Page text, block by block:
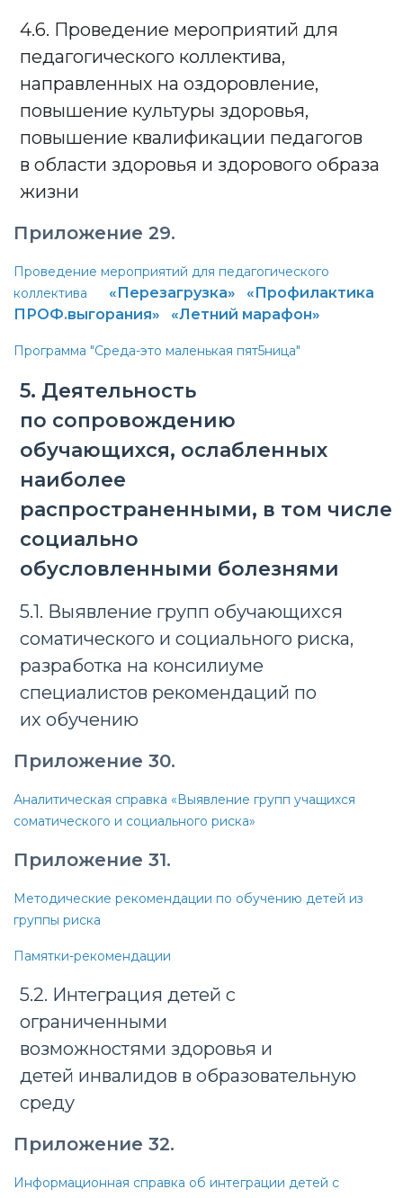
4.6. Проведение мероприятий для
педагогического коллектива,
направленных на оздоровление,
повышение культуры здоровья,
повышение квалификации педагогов
в области здоровья и здорового образа
жизни
Приложение 29.
Проведение мероприятий для педагогического
коллектива
«Перезагрузка»
«Профилактика
ПРОФ.выгорания»
«Летний марафон»
Программа "Среда-это маленькая пят5ница"
5. Деятельность
по сопровождению
обучающихся, ослабленных
наиболее
распространенными, в том числе
социально
обусловленными болезнями
5.1. Выявление групп обучающихся
соматического и социального риска,
разработка на консилиуме
специалистов рекомендаций по
их обучению
Приложение 30.
Аналитическая справка «Выявление групп учащихся
соматического и социального риска»
Приложение 31.
Методические рекомендации по обучению детей из
группы риска
Памятки-рекомендации
5.2. Интеграция детей с
ограниченными
возможностями здоровья и
детей инвалидов в образовательную
среду
Приложение 32.
Информационная справка об интеграции детей с